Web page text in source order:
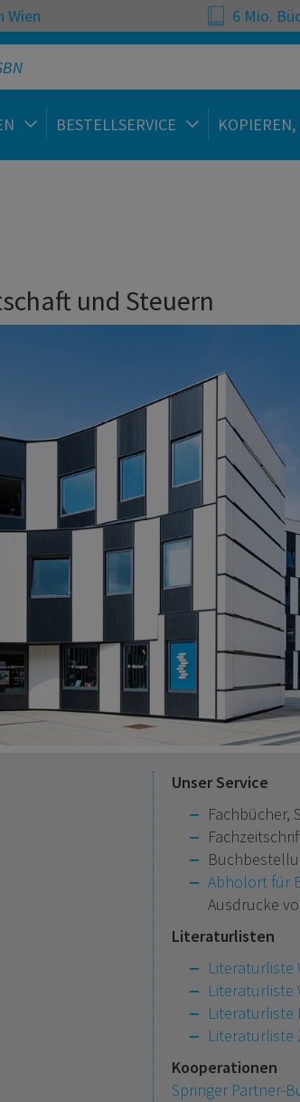
Wien 6 Mio.
BESTELLSERVICE
und Steuern
Unser Service
Fachbücher,
Abholort für
Ausdrucke
Literaturlisten
Literaturliste
Literaturliste
Literaturliste
Literaturliste
Kooperationen
Springer Partner-